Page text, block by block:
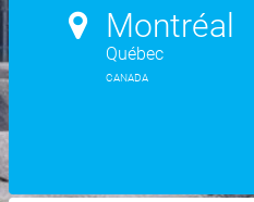
Montréal
Québec
CANADA